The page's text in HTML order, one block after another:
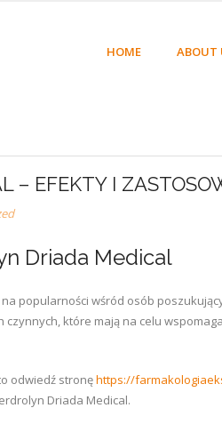
HOME ABOUT
– EFEKTY I
Driada Medical
popularności wśród osób
które mają na celu
odwiedź stronęhttps://
Driada Medical.